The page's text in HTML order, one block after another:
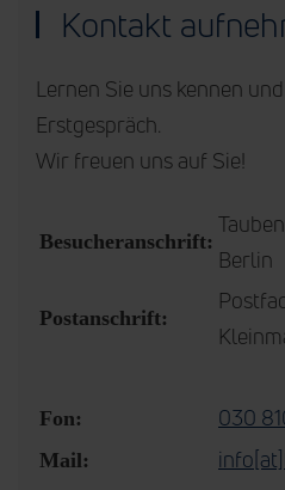
Kontakt
Lernen Sie uns kennen
Erstgespräch.
Wir freuen uns auf Sie!
Besucheranschrift:
Berlin
Postanschrift:
Fon: 030
Mail: